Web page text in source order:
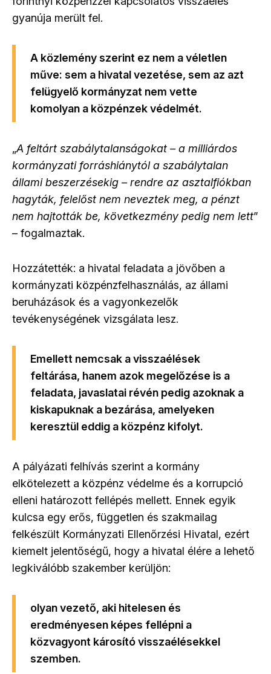
gyanúja merült fel.
A közlemény szerint ez nem a véletlen
műve: sem a hivatal vezetése, sem az azt
felügyelő kormányzat nem vette
komolyan a közpénzek védelmét.
„A feltárt szabálytalanságokat – a milliárdos
kormányzati forráshiánytól a szabálytalan
állami beszerzésekig – rendre az asztalfiókban
hagyták, felelőst nem neveztek meg, a pénzt
nem hajtották be, következmény pedig nem lett”
– fogalmaztak.
Hozzátették: a hivatal feladata a jövőben a
kormányzati közpénzfelhasználás, az állami
beruházások és a vagyonkezelők
tevékenységének vizsgálata lesz.
Emellett nemcsak a visszaélések
feltárása, hanem azok megelőzése is a
feladata, javaslatai révén pedig azoknak a
kiskapuknak a bezárása, amelyeken
keresztül eddig a közpénz kifolyt.
A pályázati felhívás szerint a kormány
elkötelezett a közpénz védelme és a korrupció
elleni határozott fellépés mellett. Ennek egyik
kulcsa egy erős, független és szakmailag
felkészült Kormányzati Ellenőrzési Hivatal, ezért
kiemelt jelentőségű, hogy a hivatal élére a lehető
legkiválóbb szakember kerüljön:
olyan vezető, aki hitelesen és
eredményesen képes fellépni a
közvagyont károsító visszaélésekkel
szemben.